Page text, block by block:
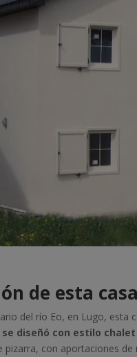
de esta
del río Eo, en Lugo, esta
se diseñó con estilo
pizarra, con aportaciones